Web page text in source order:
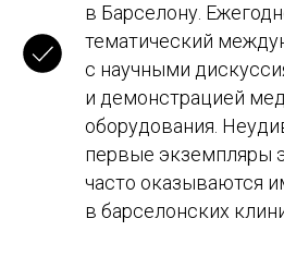
в Барселону.
тематический
с научными
и демонстрацией
оборудования.
первые экземпляры
часто оказываются
в барселонских